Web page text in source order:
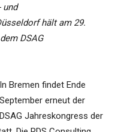
und
hält am 29.
DSAG
In Bremen findet Ende
September erneut der
DSAG Jahreskongress der